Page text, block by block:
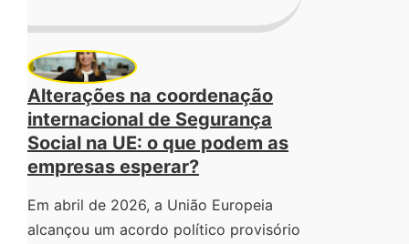
Alterações na coordenação
internacional de Segurança
Social na UE: o que podem as
empresas esperar?
Em abril de 2026, a União Europeia
alcançou um acordo político provisório